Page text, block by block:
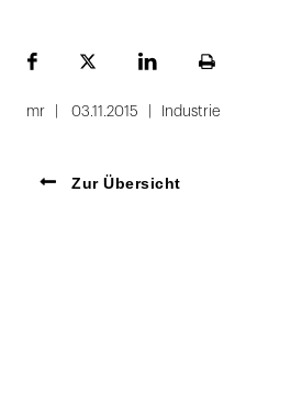
FacebookPlattformLinekdInSeite
mr 03.11.2015 Industrie
Zur Übersicht